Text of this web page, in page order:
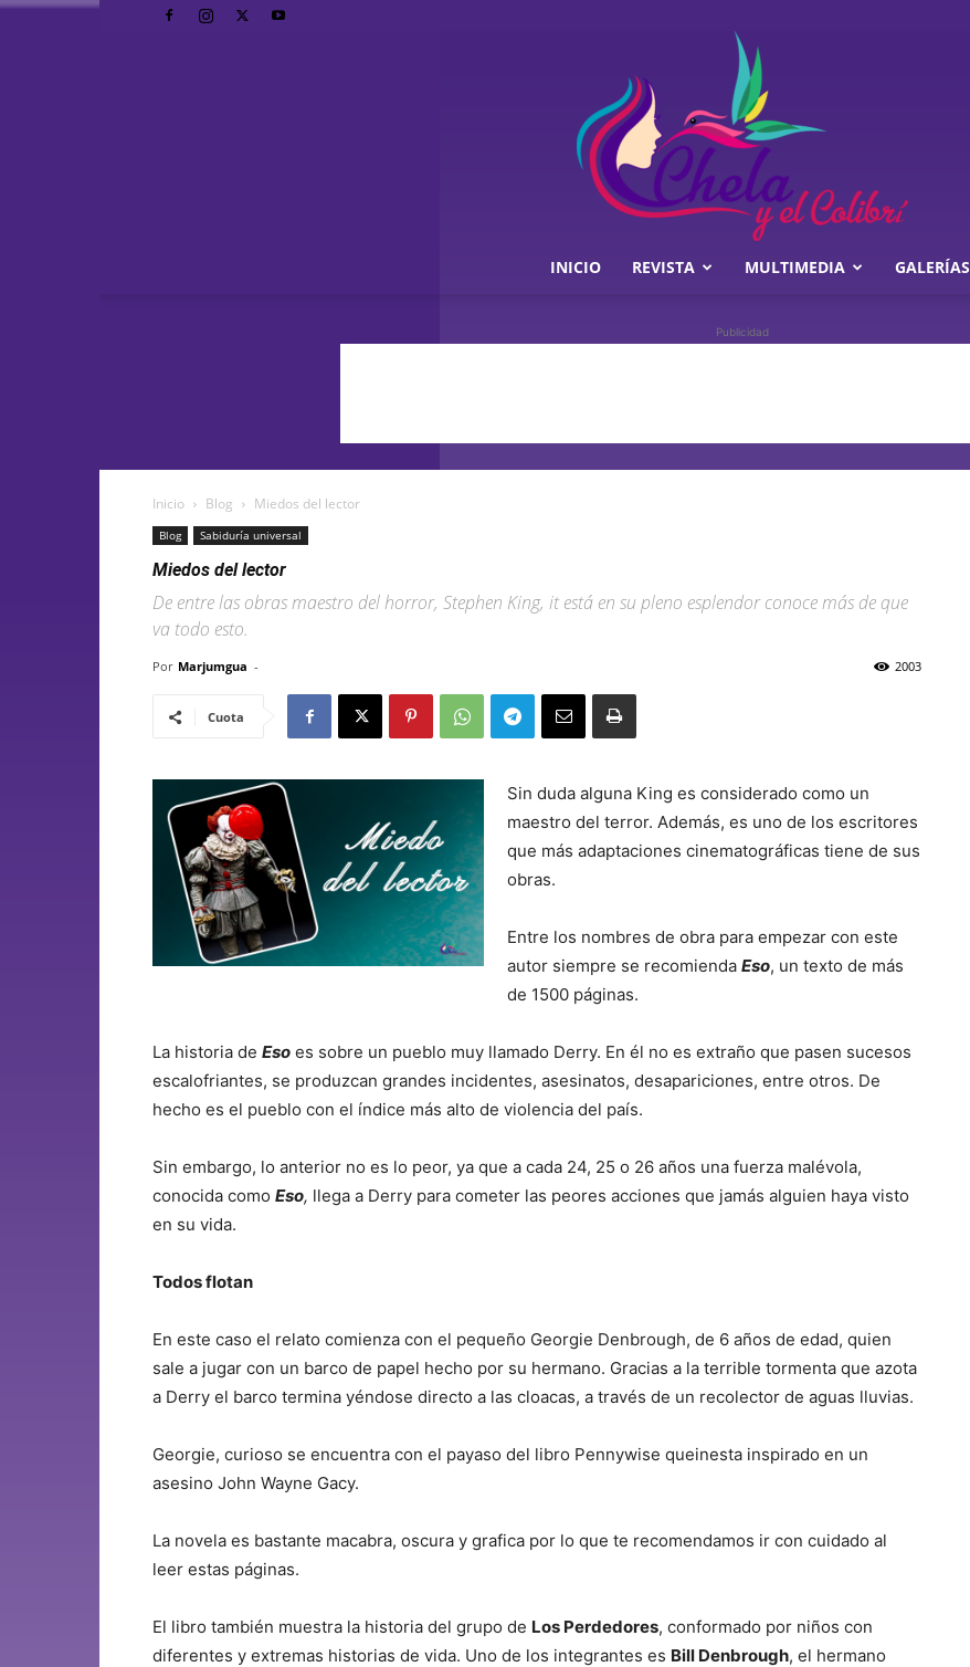
el
INICIO REVISTA MULTIMEDIA GALERÍAS
Publicidad
Inicio Blog Miedos del lector
Blog Sabiduría universal
Miedos del lector
De entre las obras maestro del horror, Stephen King, it está en su pleno esplendor conoce más de que
va todo esto.
Por Marjumgua - 2003
Cuota
Sin duda alguna King es considerado como un
maestro del terror. Además, es uno de los escritores
que más adaptaciones cinematográficas tiene de sus
obras.
Entre los nombres de obra para empezar con este
autor siempre se recomienda Eso, un texto de más
de 1500 páginas.
La historia de Eso es sobre un pueblo muy llamado Derry. En él no es extraño que pasen sucesos
escalofriantes, se produzcan grandes incidentes, asesinatos, desapariciones, entre otros. De
hecho es el pueblo con el índice más alto de violencia del país.
Sin embargo, lo anterior no es lo peor, ya que a cada 24, 25 o 26 años una fuerza malévola,
conocida como Eso, llega a Derry para cometer las peores acciones que jamás alguien haya visto
en su vida.
Todos flotan
En este caso el relato comienza con el pequeño Georgie Denbrough, de 6 años de edad, quien
sale a jugar con un barco de papel hecho por su hermano. Gracias a la terrible tormenta que azota
a Derry el barco termina yéndose directo a las cloacas, a través de un recolector de aguas lluvias.
Georgie, curioso se encuentra con el payaso del libro Pennywise queinesta inspirado en un
asesino John Wayne Gacy.
La novela es bastante macabra, oscura y grafica por lo que te recomendamos ir con cuidado al
leer estas páginas.
El libro también muestra la historia del grupo de Los Perdedores, conformado por niños con
diferentes y extremas historias de vida. Uno de los integrantes es Bill Denbrough, el hermano